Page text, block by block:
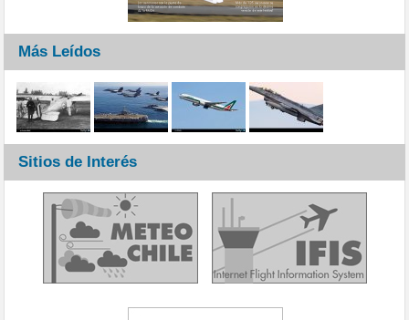
Más Leídos
Sitios de Interés